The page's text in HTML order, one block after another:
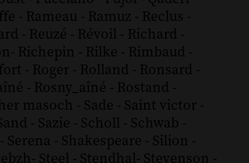
- Rameau - Ramuz - Reclus -
- Reuzé - Révoil - Richard -
- Richepin - Rilke - Rimbaud -
- Roger - Rolland - Ronsard -
- Rosny_aîné - Rostand -
masoch - Sade - Saint victor -
- Sazie - Scholl - Schwab -
- Serena - Shakespeare - Silion -
- Steel - Stendhal- Stevenson -